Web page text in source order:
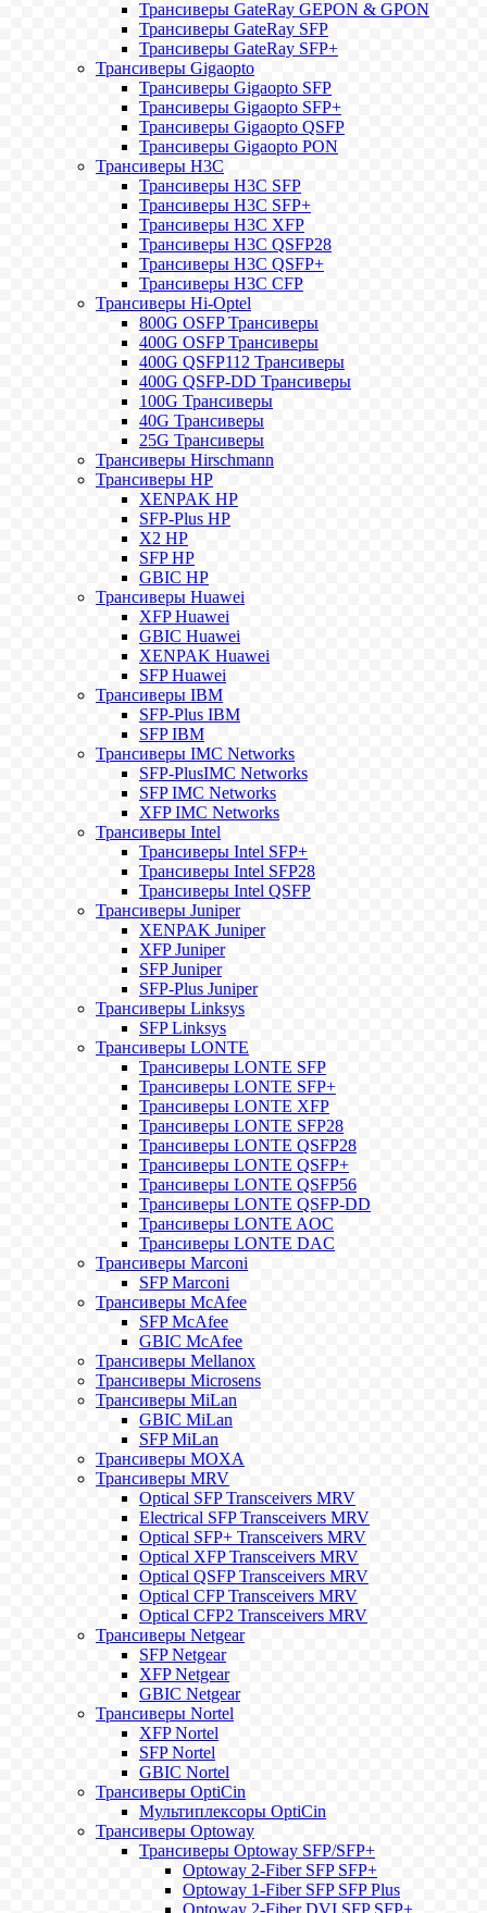
Трансиверы GateRay GEPON & GPON
Трансиверы GateRay SFP
Трансиверы GateRay SFP+
Трансиверы Gigaopto
Трансиверы Gigaopto SFP
Трансиверы Gigaopto SFP+
Трансиверы Gigaopto QSFP
Трансиверы Gigaopto PON
Трансиверы H3C
Трансиверы H3C SFP
Трансиверы H3C SFP+
Трансиверы H3C XFP
Трансиверы H3C QSFP28
Трансиверы H3C QSFP+
Трансиверы H3C CFP
Трансиверы Hi-Optel
800G OSFP Трансиверы
400G OSFP Трансиверы
400G QSFP112 Трансиверы
400G QSFP-DD Трансиверы
100G Трансиверы
40G Трансиверы
25G Трансиверы
Трансиверы Hirschmann
Трансиверы HP
XENPAK HP
SFP-Plus HP
X2 HP
SFP HP
GBIC HP
Трансиверы Huawei
XFP Huawei
GBIC Huawei
XENPAK Huawei
SFP Huawei
Трансиверы IBM
SFP-Plus IBM
SFP IBM
Трансиверы IMC Networks
SFP-PlusIMC Networks
SFP IMC Networks
XFP IMC Networks
Трансиверы Intel
Трансиверы Intel SFP+
Трансиверы Intel SFP28
Трансиверы Intel QSFP
Трансиверы Juniper
XENPAK Juniper
XFP Juniper
SFP Juniper
SFP-Plus Juniper
Трансиверы Linksys
SFP Linksys
Трансиверы LONTE
Трансиверы LONTE SFP
Трансиверы LONTE SFP+
Трансиверы LONTE XFP
Трансиверы LONTE SFP28
Трансиверы LONTE QSFP28
Трансиверы LONTE QSFP+
Трансиверы LONTE QSFP56
Трансиверы LONTE QSFP-DD
Трансиверы LONTE AOC
Трансиверы LONTE DAC
Трансиверы Marconi
SFP Marconi
Трансиверы McAfee
SFP McAfee
GBIC McAfee
Трансиверы Mellanox
Трансиверы Microsens
Трансиверы MiLan
GBIC MiLan
SFP MiLan
Трансиверы MOXA
Трансиверы MRV
Optical SFP Transceivers MRV
Electrical SFP Transceivers MRV
Optical SFP+ Transceivers MRV
Optical XFP Transceivers MRV
Optical QSFP Transceivers MRV
Optical CFP Transceivers MRV
Optical CFP2 Transceivers MRV
Трансиверы Netgear
SFP Netgear
XFP Netgear
GBIC Netgear
Трансиверы Nortel
XFP Nortel
SFP Nortel
GBIC Nortel
Трансиверы OptiCin
Мультиплексоры OptiCin
Трансиверы Optoway
Трансиверы Optoway SFP/SFP+
Optoway 2-Fiber SFP SFP+
Optoway 1-Fiber SFP SFP Plus
Optoway 2-Fiber DVI SFP SFP+